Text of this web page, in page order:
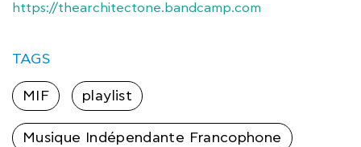
https://thearchitectone.bandcamp.com
TAGS
MIF playlist
Musique Indépendante Francophone